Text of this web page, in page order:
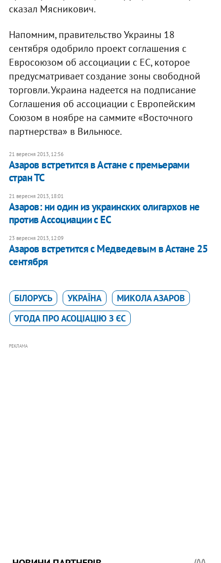
сказал Мясникович.
Напомним, правительство Украины 18
сентября одобрило проект соглашения с
Евросоюзом об ассоциации с ЕС, которое
предусматривает создание зоны свободной
торговли. Украина надеется на подписание
Соглашения об ассоциации с Европейским
Союзом в ноябре на саммите «Восточного
партнерства» в Вильнюсе.
21 вересня 2013, 12:56
Азаров встретится в Астане с премьерами
стран ТС
21 вересня 2013, 18:01
Азаров: ни один из украинских олигархов не
против Ассоциации с ЕС
23 вересня 2013, 12:09
Азаров встретится с Медведевым в Астане 25
сентября
БІЛОРУСЬ УКРАЇНА
МИКОЛА АЗАРОВ
УГОДА ПРО АСОЦІАЦІЮ З ЄС
РЕКЛАМА